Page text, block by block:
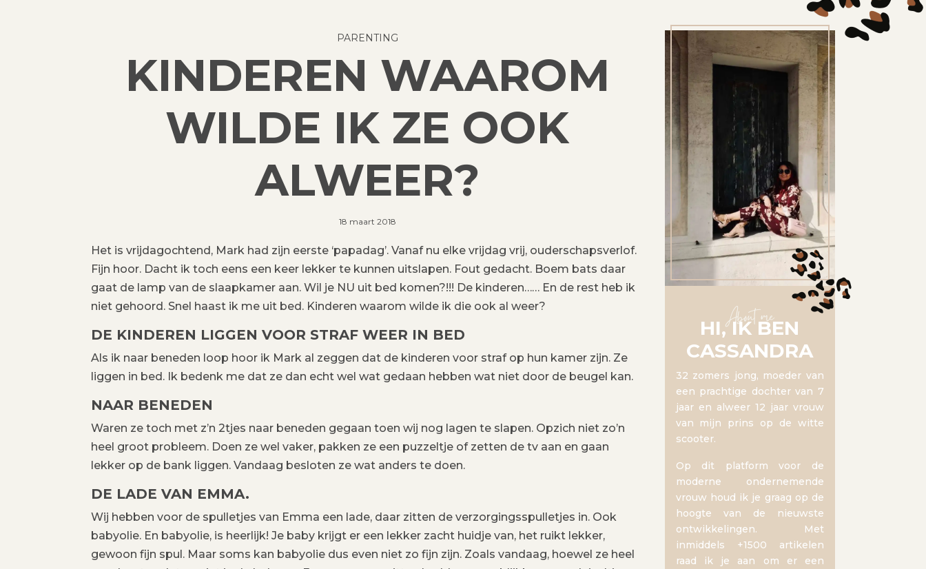
PARENTING
KINDEREN WAAROM
WILDE IK ZE OOK
ALWEER?
18 maart 2018
Het is vrijdagochtend, Mark had zijn eerste ‘papadag’. Vanaf nu elke vrijdag vrij, ouderschapsverlof.
Fijn hoor. Dacht ik toch eens een keer lekker te kunnen uitslapen. Fout gedacht. Boem bats daar
gaat de lamp van de slaapkamer aan. Wil je NU uit bed komen?!!! De kinderen…… En de rest heb ik
niet gehoord. Snel haast ik me uit bed. Kinderen waarom wilde ik die ook al weer?
DE KINDEREN LIGGEN VOOR STRAF WEER IN BED
Als ik naar beneden loop hoor ik Mark al zeggen dat de kinderen voor straf op hun kamer zijn. Ze
liggen in bed. Ik bedenk me dat ze dan echt wel wat gedaan hebben wat niet door de beugel kan.
NAAR BENEDEN
Waren ze toch met z’n 2tjes naar beneden gegaan toen wij nog lagen te slapen. Opzich niet zo’n
heel groot probleem. Doen ze wel vaker, pakken ze een puzzeltje of zetten de tv aan en gaan
lekker op de bank liggen. Vandaag besloten ze wat anders te doen.
DE LADE VAN EMMA.
Wij hebben voor de spulletjes van Emma een lade, daar zitten de verzorgingsspulletjes in. Ook
babyolie. En babyolie, is heerlijk! Je baby krijgt er een lekker zacht huidje van, het ruikt lekker,
gewoon fijn spul. Maar soms kan babyolie dus even niet zo fijn zijn. Zoals vandaag, hoewel ze heel
About me
HI, IK BEN
CASSANDRA
32 zomers jong, moeder van
een prachtige dochter van 7
jaar en alweer 12 jaar vrouw
van mijn prins op de witte
scooter.
Op dit platform voor de
moderne ondernemende
vrouw houd ik je graag op de
hoogte van de nieuwste
ontwikkelingen. Met
inmiddels +1500 artikelen
raad ik je aan om er een